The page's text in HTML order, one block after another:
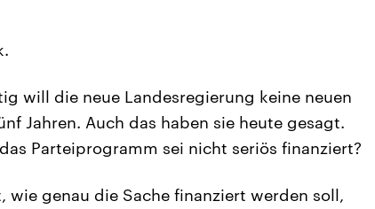
will die neue Landesregierung keine neuen
Jahren. Auch das haben sie heute gesagt.
Parteiprogramm sei nicht seriös finanziert?
genau die Sache finanziert werden soll,